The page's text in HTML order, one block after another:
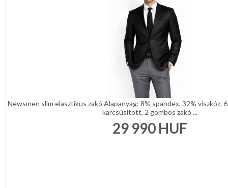
Newsmen slim elasztikus zakó Alapanyag: 8% spandex, 32% viszkóz,
karcsúsított, 2 gombos zakó ...
29 990 HUF